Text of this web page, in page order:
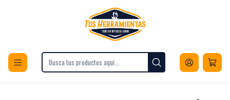
Envios a todo Chile
Herramientas Herramientas Manuales
Alicate Universal Ergo 7 Pulgadas Cromada Bahco 2628G-180